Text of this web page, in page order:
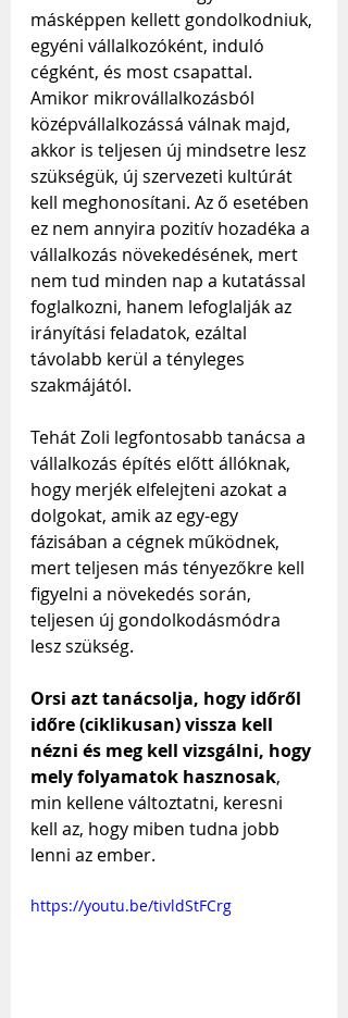
másképpen kellett gondolkodniuk,
egyéni vállalkozóként, induló
cégként, és most csapattal.
Amikor mikrovállalkozásból
középvállalkozássá válnak majd,
akkor is teljesen új mindsetre lesz
szükségük, új szervezeti kultúrát
kell meghonosítani. Az ő esetében
ez nem annyira pozitív hozadéka a
vállalkozás növekedésének, mert
nem tud minden nap a kutatással
foglalkozni, hanem lefoglalják az
irányítási feladatok, ezáltal
távolabb kerül a tényleges
szakmájától.
Tehát Zoli legfontosabb tanácsa a
vállalkozás építés előtt állóknak,
hogy merjék elfelejteni azokat a
dolgokat, amik az egy-egy
fázisában a cégnek működnek,
mert teljesen más tényezőkre kell
figyelni a növekedés során,
teljesen új gondolkodásmódra
lesz szükség.
Orsi azt tanácsolja, hogy időről
időre (ciklikusan) vissza kell
nézni és meg kell vizsgálni, hogy
mely folyamatok hasznosak,
min kellene változtatni, keresni
kell az, hogy miben tudna jobb
lenni az ember.
https://youtu.be/tivldStFCrg